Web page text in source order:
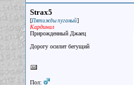
Strax5
[Пятижды пуганый]
Кардинал
Прирожденный Джаец
Дорогу осилит бегущий
Пол: